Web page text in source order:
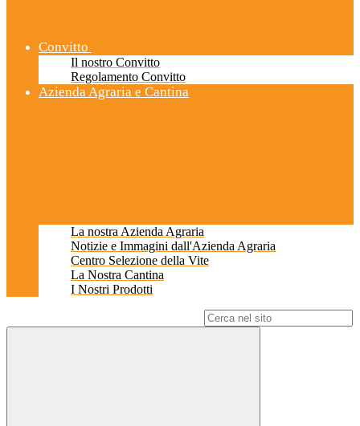
Convitto
Il nostro Convitto
Regolamento Convitto
Azienda Agraria e Cantina
La nostra Azienda Agraria
Notizie e Immagini dall'Azienda Agraria
Centro Selezione della Vite
La Nostra Cantina
I Nostri Prodotti